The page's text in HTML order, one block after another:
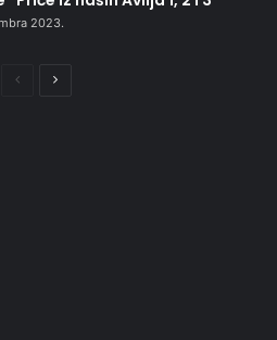
2023.
PrethodnaNaredna